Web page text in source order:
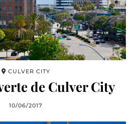
CULVER CITY
de Culver City
10/06/2017